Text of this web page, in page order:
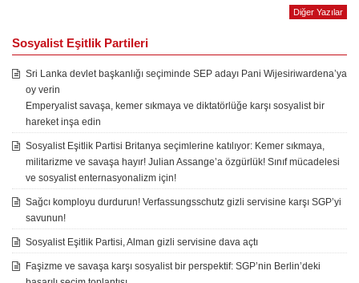
Diğer Yazılar
Sosyalist Eşitlik Partileri
Sri Lanka devlet başkanlığı seçiminde SEP adayı Pani Wijesiriwardena’ya
oy verin
Emperyalist savaşa, kemer sıkmaya ve diktatörlüğe karşı sosyalist bir
hareket inşa edin
Sosyalist Eşitlik Partisi Britanya seçimlerine katılıyor: Kemer sıkmaya,
militarizme ve savaşa hayır! Julian Assange’a özgürlük! Sınıf mücadelesi
ve sosyalist enternasyonalizm için!
Sağcı komployu durdurun! Verfassungsschutz gizli servisine karşı SGP’yi
savunun!
Sosyalist Eşitlik Partisi, Alman gizli servisine dava açtı
Faşizme ve savaşa karşı sosyalist bir perspektif: SGP’nin Berlin’deki